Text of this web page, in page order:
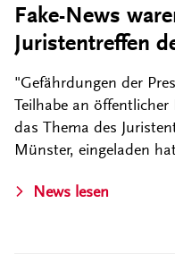
Fake-News
Juristentreffen
"Gefährdungen der
Teilhabe an
das Thema des
Münster, eingeladen
News lesen